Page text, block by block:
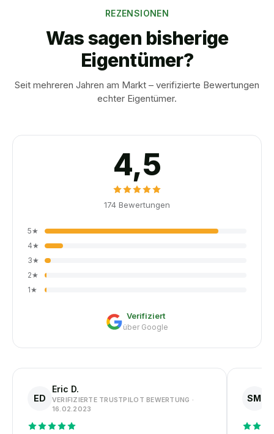
REZENSIONEN
Was sagen bisherige
Eigentümer?
Seit mehreren Jahren am Markt – verifizierte Bewertungen
echter Eigentümer.
4,5
174 Bewertungen
5★
4★
3★
2★
1★
Verifiziert
über Google
ED
Eric D.
VERIFIZIERTE TRUSTPILOT BEWERTUNG ·
16.02.2023
SM